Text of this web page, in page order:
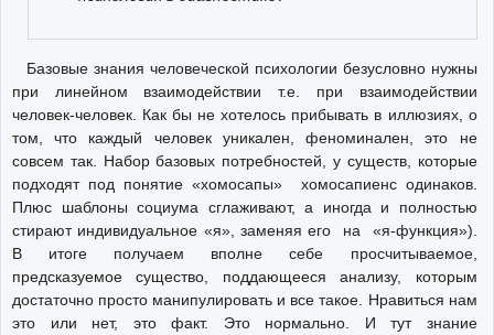
Базовые знания человеческой психологии безусловно нужны
при линейном взаимодействии т.е. при взаимодействии
человек-человек. Как бы не хотелось прибывать в иллюзиях, о
том, что каждый человек уникален, феноминален, это не
совсем так. Набор базовых потребностей, у существ, которые
подходят под понятие «хомосапы» хомосапиенс одинаков.
Плюс шаблоны социума сглаживают, а иногда и полностью
стирают индивидуальное «я», заменяя его на «я-функция»).
В итоге получаем вполне себе просчитываемое,
предсказуемое существо, поддающееся анализу, которым
достаточно просто манипулировать и все такое. Нравиться нам
это или нет, это факт. Это нормально. И тут знание